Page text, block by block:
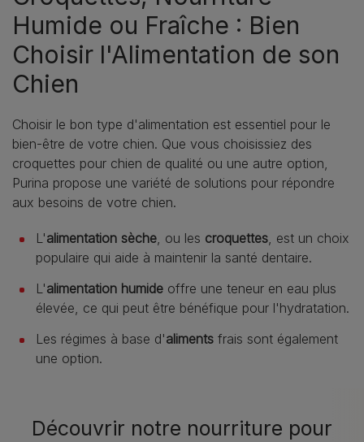
Humide ou Fraîche : Bien
Choisir l'Alimentation de son
Chien
Choisir le bon type d'alimentation est essentiel pour le
bien-être de votre chien. Que vous choisissiez des
croquettes pour chien de qualité ou une autre option,
Purina propose une variété de solutions pour répondre
aux besoins de votre chien.
L'alimentation sèche, ou les croquettes, est un choix
populaire qui aide à maintenir la santé dentaire.
L'alimentation humide offre une teneur en eau plus
élevée, ce qui peut être bénéfique pour l'hydratation.
Les régimes à base d'aliments frais sont également
une option.
Découvrir notre nourriture pour